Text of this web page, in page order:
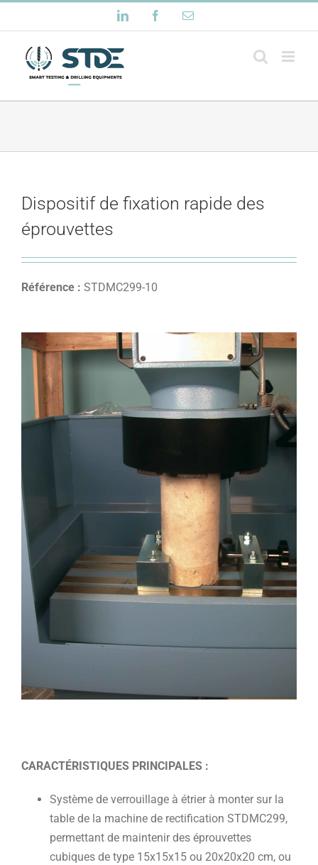
au
contenu
LinkedIn FacebookEmail
Dispositif de fixation rapide des
éprouvettes
Référence : STDMC299-10
CARACTÉRISTIQUES PRINCIPALES :
Système de verrouillage à étrier à monter sur la
table de la machine de rectification STDMC299,
permettant de maintenir des éprouvettes
cubiques de type 15x15x15 ou 20x20x20 cm, ou